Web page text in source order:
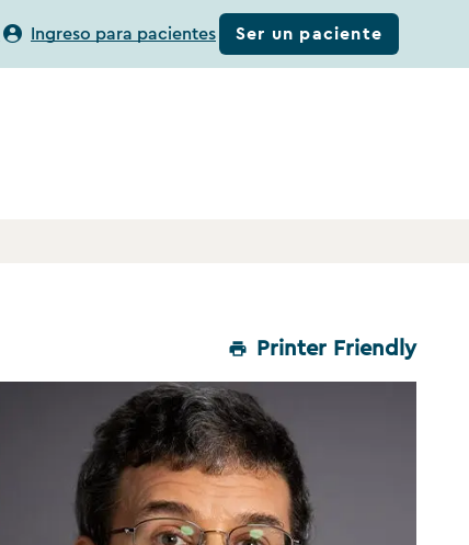
Ingreso para pacientes Ser un paciente
Printer Friendly